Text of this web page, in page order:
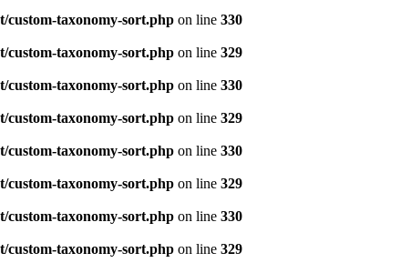
custom-taxonomy-sort.php on line 330
custom-taxonomy-sort.php on line 329
custom-taxonomy-sort.php on line 330
custom-taxonomy-sort.php on line 329
custom-taxonomy-sort.php on line 330
custom-taxonomy-sort.php on line 329
custom-taxonomy-sort.php on line 330
custom-taxonomy-sort.php on line 329